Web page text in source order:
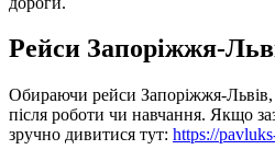
Рейси Запоріжжя-
Обираючи рейси Запоріжжя-Львів,
після роботи чи навчання. Якщо
зручно дивитися тут: https://